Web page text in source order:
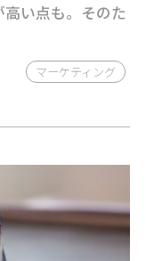
い点も。そのた
マーケティング